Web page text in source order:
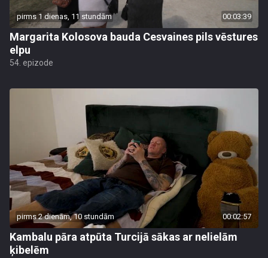
pirms 1 dienas, 11 stundām 00:03:39
Margarita Kolosova bauda Cesvaines pils vēstures
elpu
54. epizode
pirms 2 dienām, 10 stundām 00:02:57
Kambalu pāra atpūta Turcijā sākas ar nelielām
ķibelēm